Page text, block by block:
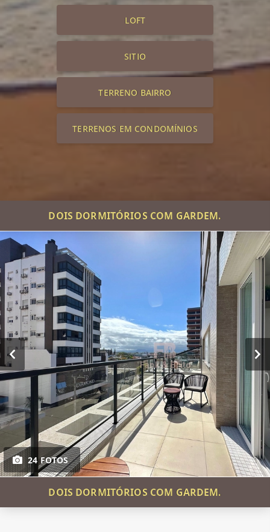
LOFT
SITIO
TERRENO BAIRRO
TERRENOS EM CONDOMÍNIOS
DOIS DORMITÓRIOS COM GARDEM.
24 FOTOS
DOIS DORMITÓRIOS COM GARDEM.